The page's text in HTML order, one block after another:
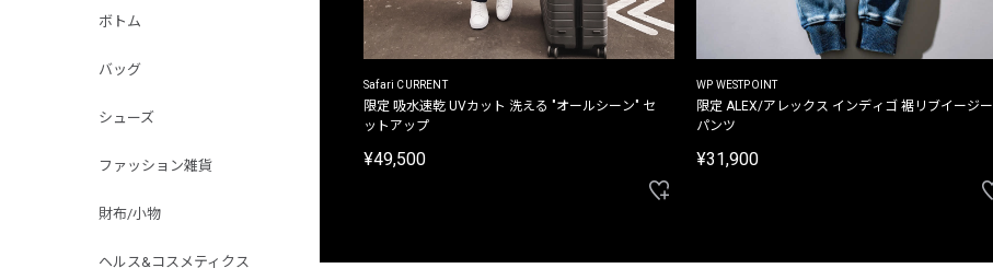
ボトム
バッグ
シューズ
ファッション雑貨
財布/小物
ヘルス&コスメティクス
Safari CURRENT
限定 吸水速乾 UVカット 洗える "オールシーン" セ
ットアップ
¥49,500
WP WESTPOINT
限定 ALEX/アレックス インディゴ 裾リブイージー
パンツ
¥31,900